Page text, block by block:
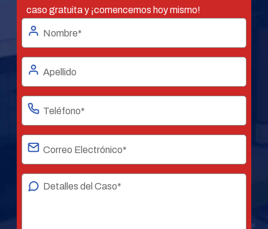
caso gratuita y ¡comencemos hoy mismo!